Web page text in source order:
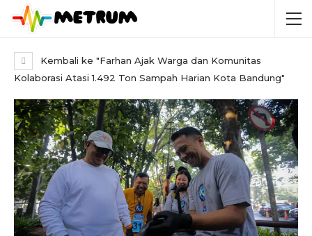
Kembali ke "Farhan Ajak Warga dan Komunitas
Kolaborasi Atasi 1.492 Ton Sampah Harian Kota Bandung"